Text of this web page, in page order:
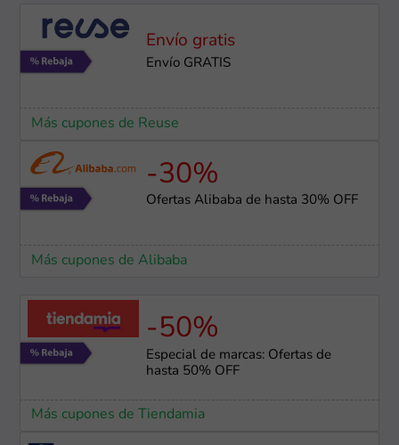
Envío gratis
Envío GRATIS
Más cupones de Reuse
-30%
Ofertas Alibaba de hasta 30% OFF
Más cupones de Alibaba
-50%
Especial de marcas: Ofertas de
hasta 50% OFF
Más cupones de Tiendamia